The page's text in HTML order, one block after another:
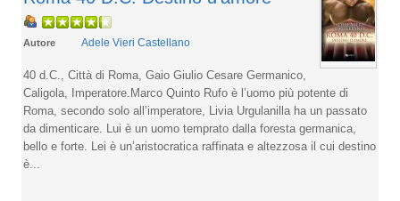
Autore Adele Vieri Castellano
40 d.C., Città di Roma, Gaio Giulio Cesare Germanico,
Caligola, Imperatore.Marco Quinto Rufo è l’uomo più potente di
Roma, secondo solo all’imperatore, Livia Urgulanilla ha un passato
da dimenticare. Lui è un uomo temprato dalla foresta germanica,
bello e forte. Lei è un’aristocratica raffinata e altezzosa il cui destino
è...